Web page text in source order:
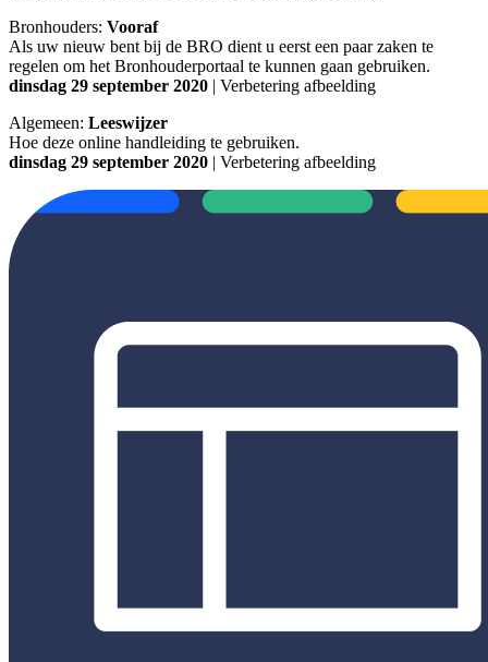
Bronhouders: Vooraf
Als uw nieuw bent bij de BRO dient u eerst een paar zaken te
regelen om het Bronhouderportaal te kunnen gaan gebruiken.
dinsdag 29 september 2020 | Verbetering afbeelding
Algemeen: Leeswijzer
Hoe deze online handleiding te gebruiken.
dinsdag 29 september 2020 | Verbetering afbeelding